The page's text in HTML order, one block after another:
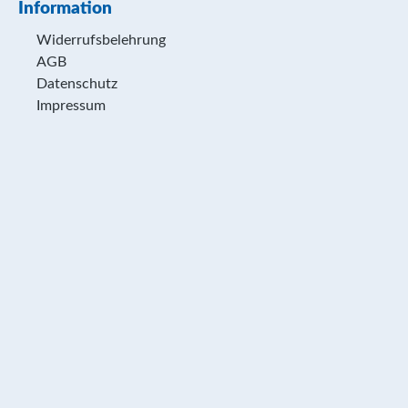
Information
Widerrufsbelehrung
AGB
Datenschutz
Impressum